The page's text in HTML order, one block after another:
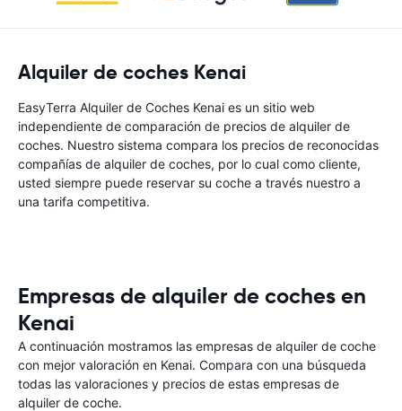
Alquiler de coches Kenai
EasyTerra Alquiler de Coches Kenai es un sitio web
independiente de comparación de precios de alquiler de
coches. Nuestro sistema compara los precios de reconocidas
compañías de alquiler de coches, por lo cual como cliente,
usted siempre puede reservar su coche a través nuestro a
una tarifa competitiva.
Empresas de alquiler de coches en
Kenai
A continuación mostramos las empresas de alquiler de coche
con mejor valoración en Kenai. Compara con una búsqueda
todas las valoraciones y precios de estas empresas de
alquiler de coche.